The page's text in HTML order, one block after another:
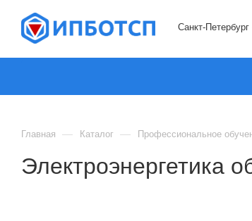
Санкт-Петербург
Главная — Каталог — Профессиональное
Электроэнергетика